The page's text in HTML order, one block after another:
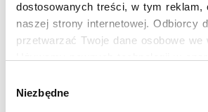
dostosowanych treści, w tym reklam,
naszej strony internetowej. Odbiorcy
przetwarzać Twoje dane osobowe we
zgody
Niezbędne